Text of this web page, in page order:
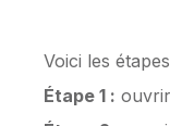
Voici les
Étape 1 :